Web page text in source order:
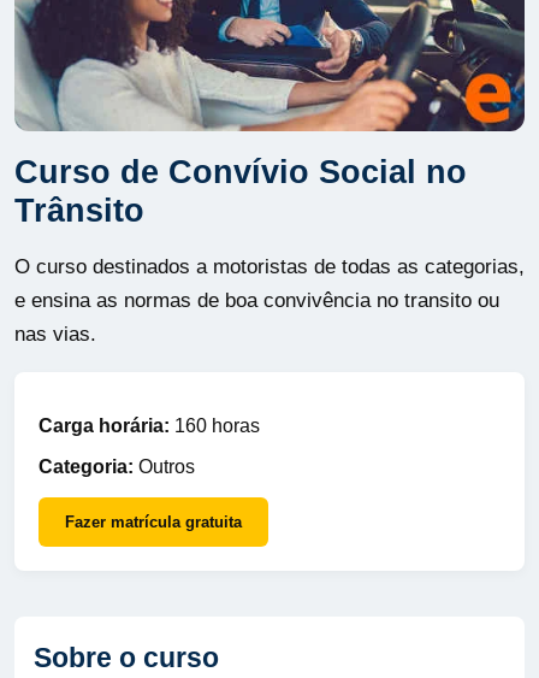
Curso de Convívio Social no
Trânsito
O curso destinados a motoristas de todas as categorias,
e ensina as normas de boa convivência no transito ou
nas vias.
Carga horária: 160 horas
Categoria: Outros
Fazer matrícula gratuita
Sobre o curso